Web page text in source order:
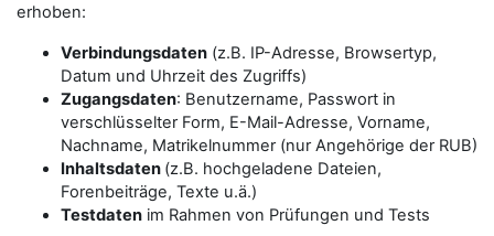
erhoben:
Verbindungsdaten (z.B. IP-Adresse, Browsertyp,
Datum und Uhrzeit des Zugriffs)
Zugangsdaten: Benutzername, Passwort in
verschlüsselter Form, E-Mail-Adresse, Vorname,
Nachname, Matrikelnummer (nur Angehörige der RUB)
Inhaltsdaten (z.B. hochgeladene Dateien,
Forenbeiträge, Texte u.ä.)
Testdaten im Rahmen von Prüfungen und Tests